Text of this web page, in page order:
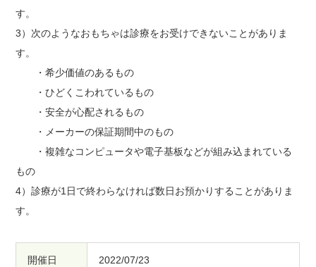
す。
3）次のようなおもちゃは診療をお受けできないことがありま
す。
・希少価値のあるもの
・ひどくこわれているもの
・安全が心配されるもの
・メーカーの保証期間中のもの
・複雑なコンピュータや電子基板などが組み込まれている
もの
4）診療が1日で終わらなければ数日お預かりすることがありま
す。
開催日 2022/07/23